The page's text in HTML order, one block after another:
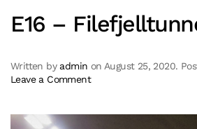
E16 –
Written by admin on August 25, 2020.
Leave a Comment